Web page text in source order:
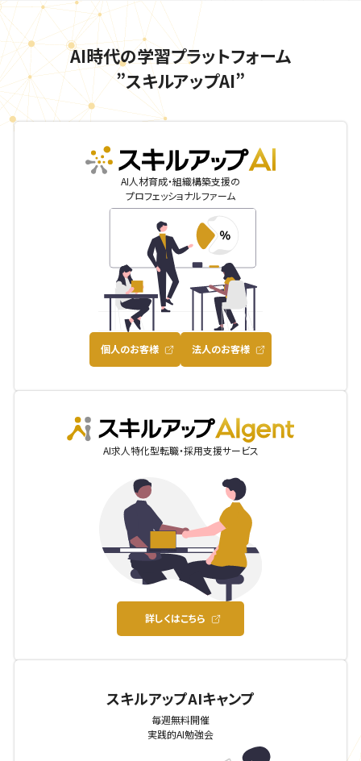
AI時代の学習プラットフォーム
”スキルアップAI”
skillupai
AI人材育成・組織構築支援の
プロフェッショナルファーム
個人のお客様 法人のお客様
AIgent
AI求人特化型転職・採用支援サービス
詳しくはこちら
スキルアップAIキャンプ
毎週無料開催
実践的AI勉強会